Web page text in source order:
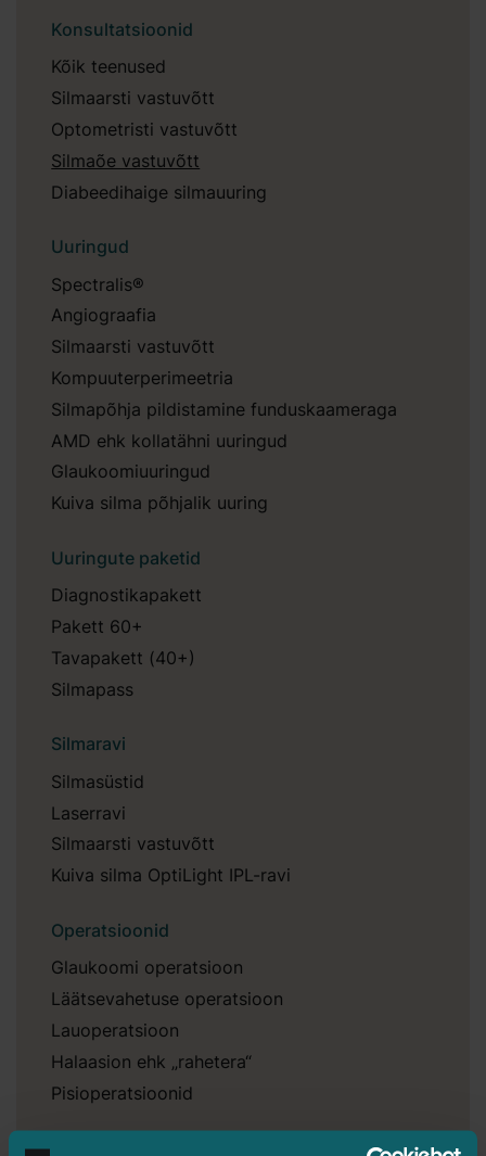
Konsultatsioonid
Kõik teenused
Silmaarsti vastuvõtt
Optometristi vastuvõtt
Silmaõe vastuvõtt
Diabeedihaige silmauuring
Uuringud
Spectralis®
Angiograafia
Silmaarsti vastuvõtt
Kompuuterperimeetria
Silmapõhja pildistamine funduskaameraga
AMD ehk kollatähni uuringud
Glaukoomiuuringud
Kuiva silma põhjalik uuring
Uuringute paketid
Diagnostikapakett
Pakett 60+
Tavapakett (40+)
Silmapass
Silmaravi
Silmasüstid
Laserravi
Silmaarsti vastuvõtt
Kuiva silma OptiLight IPL-ravi
Operatsioonid
Glaukoomi operatsioon
Läätsevahetuse operatsioon
Lauoperatsioon
Halaasion ehk „rahetera“
Pisioperatsioonid